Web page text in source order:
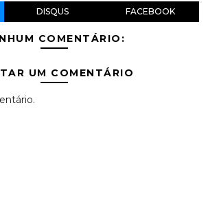
DISQUS FACEBOOK
COMENTÁRIO:
UM COMENTÁRIO